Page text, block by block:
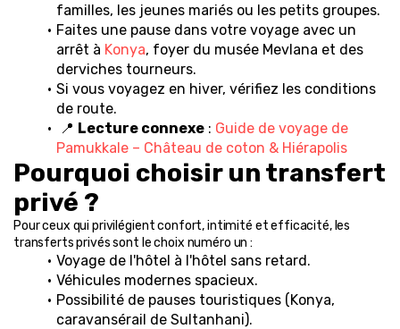
familles, les jeunes mariés ou les petits groupes.
Faites une pause dans votre voyage avec un
arrêt à Konya, foyer du musée Mevlana et des
derviches tourneurs.
Si vous voyagez en hiver, vérifiez les conditions
de route.
📍 Lecture connexe : Guide de voyage de
Pamukkale – Château de coton & Hiérapolis
Pourquoi choisir un transfert
privé ?
Pour ceux qui privilégient confort, intimité et efficacité, les
transferts privés sont le choix numéro un :
Voyage de l'hôtel à l'hôtel sans retard.
Véhicules modernes spacieux.
Possibilité de pauses touristiques (Konya,
caravansérail de Sultanhani).